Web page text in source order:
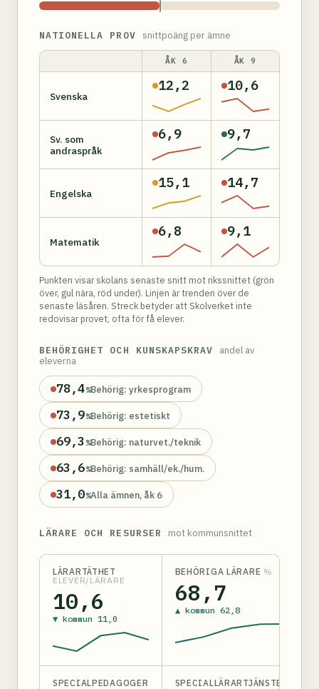
NATIONELLA PROV snittpoäng per ämne
ÅK 6 ÅK 9
Svenska
12,2 10,6
Sv. som
andraspråk
6,9 9,7
Engelska
15,1 14,7
Matematik
6,8 9,1
Punkten visar skolans senaste snitt mot rikssnittet (grön
över, gul nära, röd under). Linjen är trenden över de
senaste läsåren. Streck betyder att Skolverket inte
redovisar provet, ofta för få elever.
BEHÖRIGHET OCH KUNSKAPSKRAV andel av
eleverna
78,4%Behörig: yrkesprogram
73,9%Behörig: estetiskt
69,3 %Behörig: naturvet./teknik
63,6%Behörig: samhäll/ek./hum.
31,0%Alla ämnen, åk 6
LÄRARE OCH RESURSER mot kommunsnittet
LÄRARTÄTHET
ELEVER/LÄRARE
10,6
▼ kommun 11,0
BEHÖRIGA LÄRARE %
68,7
▲ kommun 62,8
SPECIALPEDAGOGER SPECIALLÄRARTJÄNSTER